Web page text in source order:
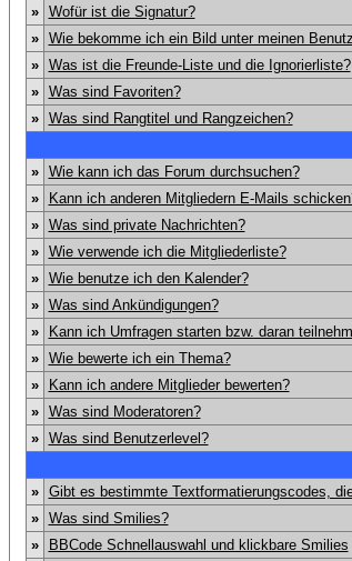
»
Wofür ist die Signatur?
»
Wie bekomme ich ein Bild unter meinen
»
Was ist die Freunde-Liste und die Ignorierliste?
»
Was sind Favoriten?
»
Was sind Rangtitel und Rangzeichen?
»
Wie kann ich das Forum durchsuchen?
»
Kann ich anderen Mitgliedern E-Mails
»
Was sind private Nachrichten?
»
Wie verwende ich die Mitgliederliste?
»
Wie benutze ich den Kalender?
»
Was sind Ankündigungen?
»
Kann ich Umfragen starten bzw. daran
»
Wie bewerte ich ein Thema?
»
Kann ich andere Mitglieder bewerten?
»
Was sind Moderatoren?
»
Was sind Benutzerlevel?
»
Gibt es bestimmte Textformatierungscodes,
»
Was sind Smilies?
»
BBCode Schnellauswahl und klickbare Smilies